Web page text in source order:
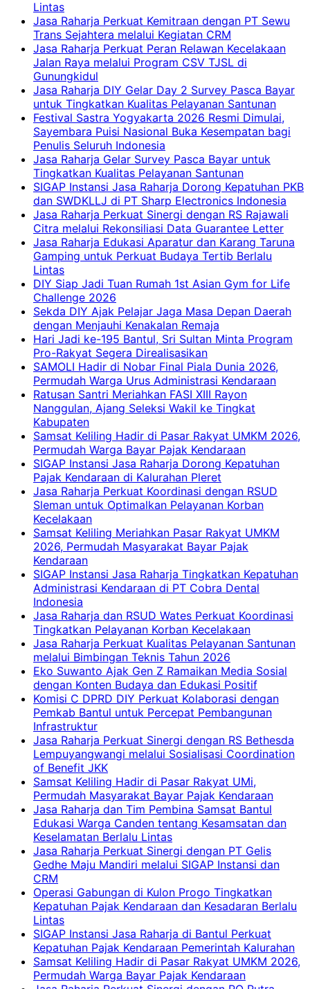
Lintas
Jasa Raharja Perkuat Kemitraan dengan PT Sewu
Trans Sejahtera melalui Kegiatan CRM
Jasa Raharja Perkuat Peran Relawan Kecelakaan
Jalan Raya melalui Program CSV TJSL di
Gunungkidul
Jasa Raharja DIY Gelar Day 2 Survey Pasca Bayar
untuk Tingkatkan Kualitas Pelayanan Santunan
Festival Sastra Yogyakarta 2026 Resmi Dimulai,
Sayembara Puisi Nasional Buka Kesempatan bagi
Penulis Seluruh Indonesia
Jasa Raharja Gelar Survey Pasca Bayar untuk
Tingkatkan Kualitas Pelayanan Santunan
SIGAP Instansi Jasa Raharja Dorong Kepatuhan PKB
dan SWDKLLJ di PT Sharp Electronics Indonesia
Jasa Raharja Perkuat Sinergi dengan RS Rajawali
Citra melalui Rekonsiliasi Data Guarantee Letter
Jasa Raharja Edukasi Aparatur dan Karang Taruna
Gamping untuk Perkuat Budaya Tertib Berlalu
Lintas
DIY Siap Jadi Tuan Rumah 1st Asian Gym for Life
Challenge 2026
Sekda DIY Ajak Pelajar Jaga Masa Depan Daerah
dengan Menjauhi Kenakalan Remaja
Hari Jadi ke-195 Bantul, Sri Sultan Minta Program
Pro-Rakyat Segera Direalisasikan
SAMOLI Hadir di Nobar Final Piala Dunia 2026,
Permudah Warga Urus Administrasi Kendaraan
Ratusan Santri Meriahkan FASI XIII Rayon
Nanggulan, Ajang Seleksi Wakil ke Tingkat
Kabupaten
Samsat Keliling Hadir di Pasar Rakyat UMKM 2026,
Permudah Warga Bayar Pajak Kendaraan
SIGAP Instansi Jasa Raharja Dorong Kepatuhan
Pajak Kendaraan di Kalurahan Pleret
Jasa Raharja Perkuat Koordinasi dengan RSUD
Sleman untuk Optimalkan Pelayanan Korban
Kecelakaan
Samsat Keliling Meriahkan Pasar Rakyat UMKM
2026, Permudah Masyarakat Bayar Pajak
Kendaraan
SIGAP Instansi Jasa Raharja Tingkatkan Kepatuhan
Administrasi Kendaraan di PT Cobra Dental
Indonesia
Jasa Raharja dan RSUD Wates Perkuat Koordinasi
Tingkatkan Pelayanan Korban Kecelakaan
Jasa Raharja Perkuat Kualitas Pelayanan Santunan
melalui Bimbingan Teknis Tahun 2026
Eko Suwanto Ajak Gen Z Ramaikan Media Sosial
dengan Konten Budaya dan Edukasi Positif
Komisi C DPRD DIY Perkuat Kolaborasi dengan
Pemkab Bantul untuk Percepat Pembangunan
Infrastruktur
Jasa Raharja Perkuat Sinergi dengan RS Bethesda
Lempuyangwangi melalui Sosialisasi Coordination
of Benefit JKK
Samsat Keliling Hadir di Pasar Rakyat UMi,
Permudah Masyarakat Bayar Pajak Kendaraan
Jasa Raharja dan Tim Pembina Samsat Bantul
Edukasi Warga Canden tentang Kesamsatan dan
Keselamatan Berlalu Lintas
Jasa Raharja Perkuat Sinergi dengan PT Gelis
Gedhe Maju Mandiri melalui SIGAP Instansi dan
CRM
Operasi Gabungan di Kulon Progo Tingkatkan
Kepatuhan Pajak Kendaraan dan Kesadaran Berlalu
Lintas
SIGAP Instansi Jasa Raharja di Bantul Perkuat
Kepatuhan Pajak Kendaraan Pemerintah Kalurahan
Samsat Keliling Hadir di Pasar Rakyat UMKM 2026,
Permudah Warga Bayar Pajak Kendaraan